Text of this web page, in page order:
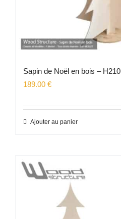
Sapin de Noël en bois – H210
189.00 €
Ajouter au panier